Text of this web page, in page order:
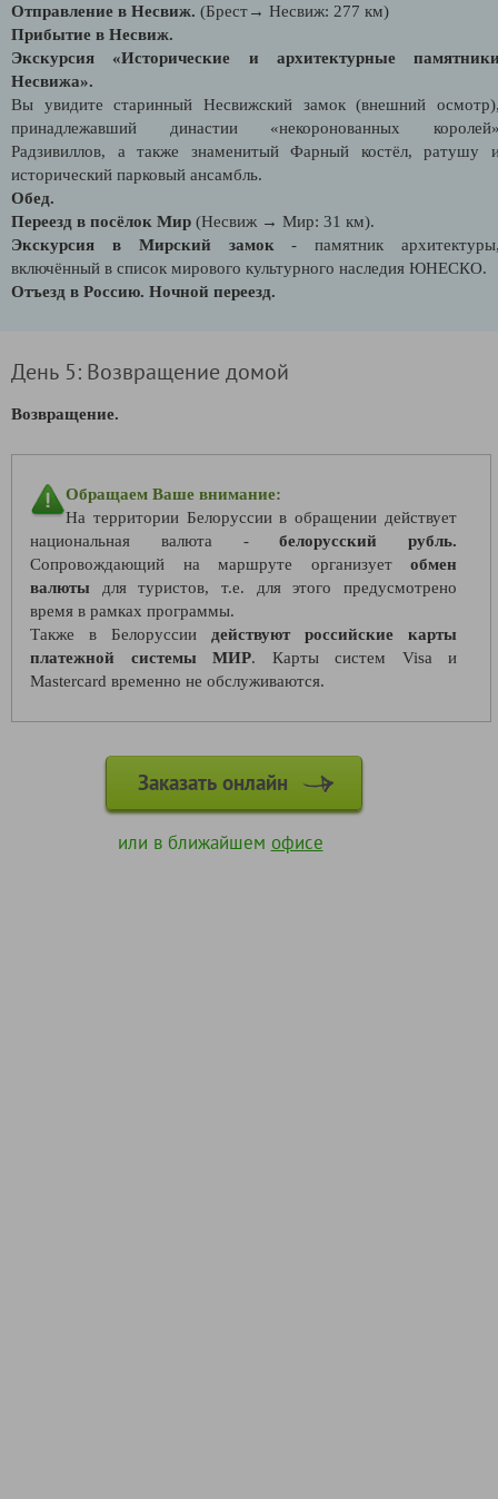
Отправление в Несвиж. (Брест→ Несвиж: 277 км)
Прибытие в Несвиж.
Экскурсия «Исторические и архитектурные
Несвижа».
Вы увидите старинный Несвижский замок (внешний
принадлежавший династии «некоронованных
Радзивиллов, а также знаменитый Фарный костёл, ратушу
исторический парковый ансамбль.
Обед.
Переезд в посёлок Мир (Несвиж → Мир: 31 км).
Экскурсия в Мирский замок - памятник
включённый в список мирового культурного наследия ЮНЕСКО.
Отъезд в Россию. Ночной переезд.
День 5: Возвращение домой
Возвращение.
Обращаем Ваше внимание:
На территории Белоруссии в обращении действует
национальная валюта -белорусский рубль.
Сопровождающий на маршруте организует обмен
валюты для туристов, т.е. для этого предусмотрено
время в рамках программы.
Также в Белоруссии действуют российские карты
платежной системы МИР. Карты систем Visa и
Mastercard временно не обслуживаются.
Заказать онлайн
или в ближайшем офисе